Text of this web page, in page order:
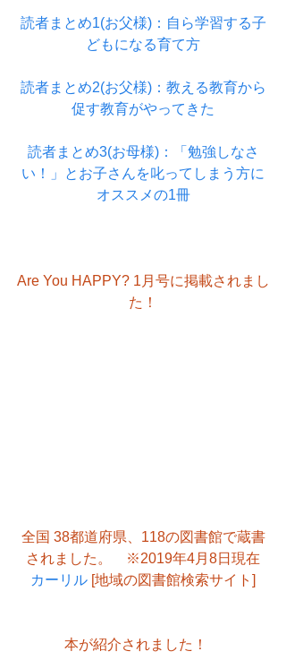
読者まとめ1(お父様)：自ら学習する子
どもになる育て方
読者まとめ2(お父様)：教える教育から
促す教育がやってきた
読者まとめ3(お母様)：「勉強しなさ
い！」とお子さんを叱ってしまう方に
オススメの1冊
Are You HAPPY? 1月号に掲載されまし
た！
全国 38都道府県、118の図書館で蔵書
されました。　※2019年4月8日現在
カーリル [地域の図書館検索サイト]
本が紹介されました！